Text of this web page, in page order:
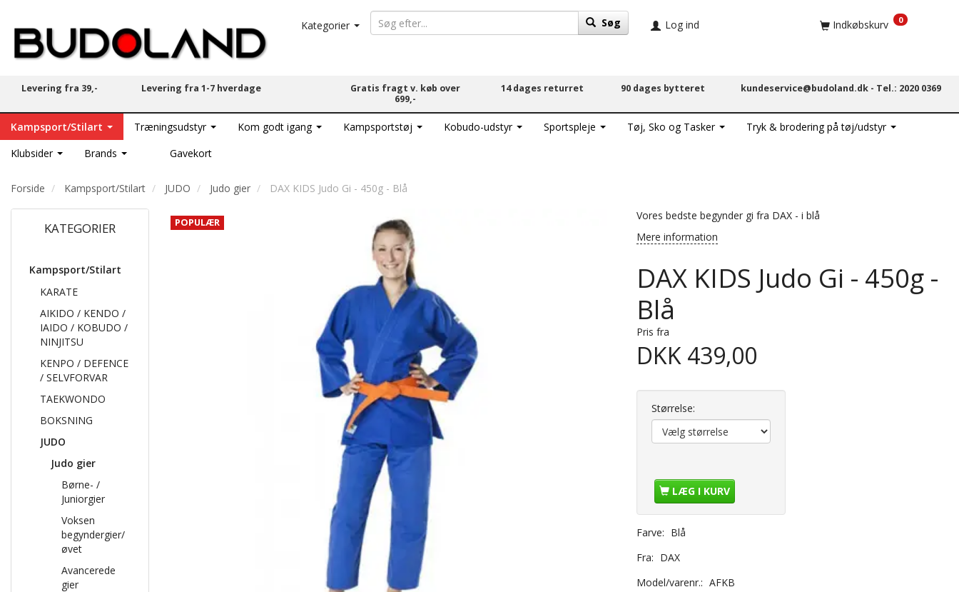
Kategorier Søg Log ind Indkøbskurv 0
Levering fra 39,- Levering fra 1-7 hverdage
Gratis fragt v. køb over
699,-
14 dages returret 90 dages bytteret kundeservice@budoland.dk - Tel.: 2020 0369
Kampsport/Stilart Træningsudstyr Kom godt igang Kampsportstøj Kobudo-udstyr Sportspleje Tøj, Sko og Tasker
Tryk & brodering på tøj/udstyr
Klubsider
Brands Gavekort
Forside Kampsport/Stilart JUDO Judo gier DAX KIDS Judo Gi - 450g - Blå
KATEGORIER
Kampsport/Stilart
KARATE
AIKIDO / KENDO /
IAIDO / KOBUDO /
NINJITSU
KENPO / DEFENCE
/ SELVFORVAR
TAEKWONDO
BOKSNING
JUDO
Judo gier
Børne- /
Juniorgier
Voksen
begyndergier/
øvet
Avancerede
gier
POPULÆR
Vores bedste begynder gi fra DAX - i blå
Mere information
DAX KIDS Judo Gi - 450g -
Blå
Pris fra
DKK 439,00
Størrelse:
LÆG I KURV
Farve: Blå
Fra: DAX
Model/varenr.: AFKB